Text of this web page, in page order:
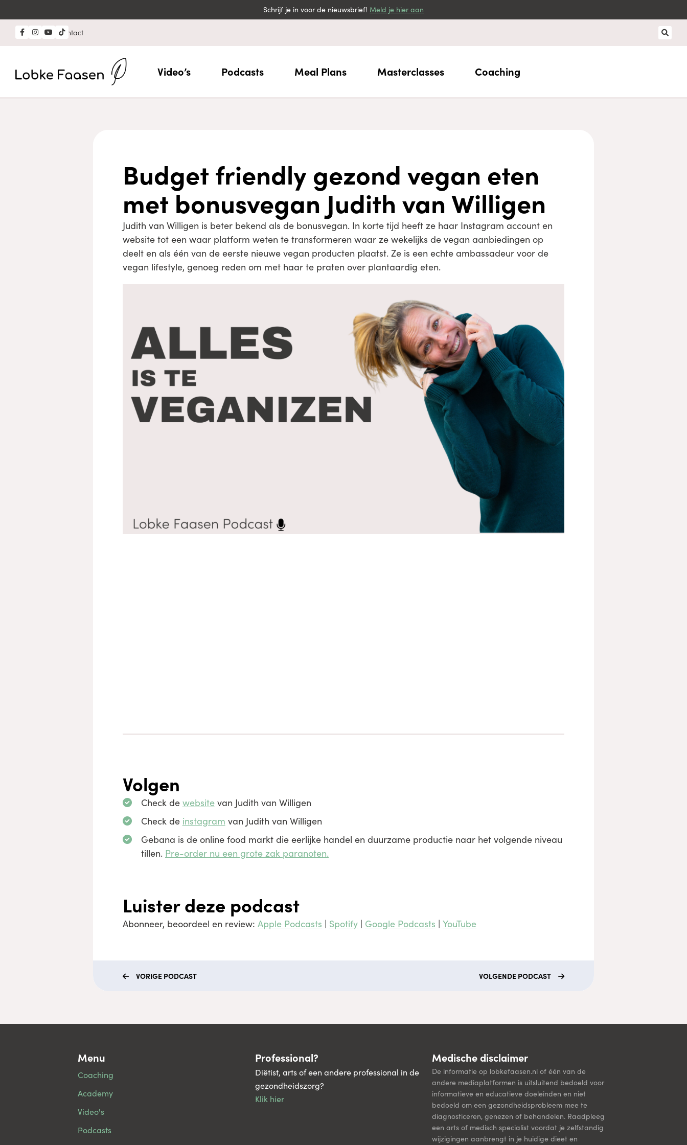
Schrijf je in voor de nieuwsbrief! Meld je hier aan
Video’s Podcasts Meal Plans Masterclasses Coaching
Professional? Contact
Budget friendly gezond vegan eten
met bonusvegan Judith van Willigen
Judith van Willigen is beter bekend als de bonusvegan. In korte tijd heeft ze haar Instagram account en
website tot een waar platform weten te transformeren waar ze wekelijks de vegan aanbiedingen op
deelt en als één van de eerste nieuwe vegan producten plaatst. Ze is een echte ambassadeur voor de
vegan lifestyle, genoeg reden om met haar te praten over plantaardig eten.
Volgen
Check de websitevan Judith van Willigen
Check de instagram van Judith van Willigen
Gebana is de online food markt die eerlijke handel en duurzame productie naar het volgende niveau
tillen. Pre-order nu een grote zak paranoten.
Luister deze podcast
Abonneer, beoordeel en review: Apple Podcasts | Spotify | Google Podcasts | YouTube
VORIGE PODCAST VOLGENDE PODCAST
Menu
Coaching
Academy
Video's
Podcasts
Professional?
Diëtist, arts of een andere professional in de
gezondheidszorg?
Klik hier
Medische disclaimer
De informatie op lobkefaasen.nl of één van de
andere mediaplatformen is uitsluitend bedoeld voor
informatieve en educatieve doeleinden en niet
bedoeld om een gezondheidsprobleem mee te
diagnosticeren, genezen of behandelen. Raadpleeg
een arts of medisch specialist voordat je zelfstandig
wijzigingen aanbrengt in je huidige dieet en